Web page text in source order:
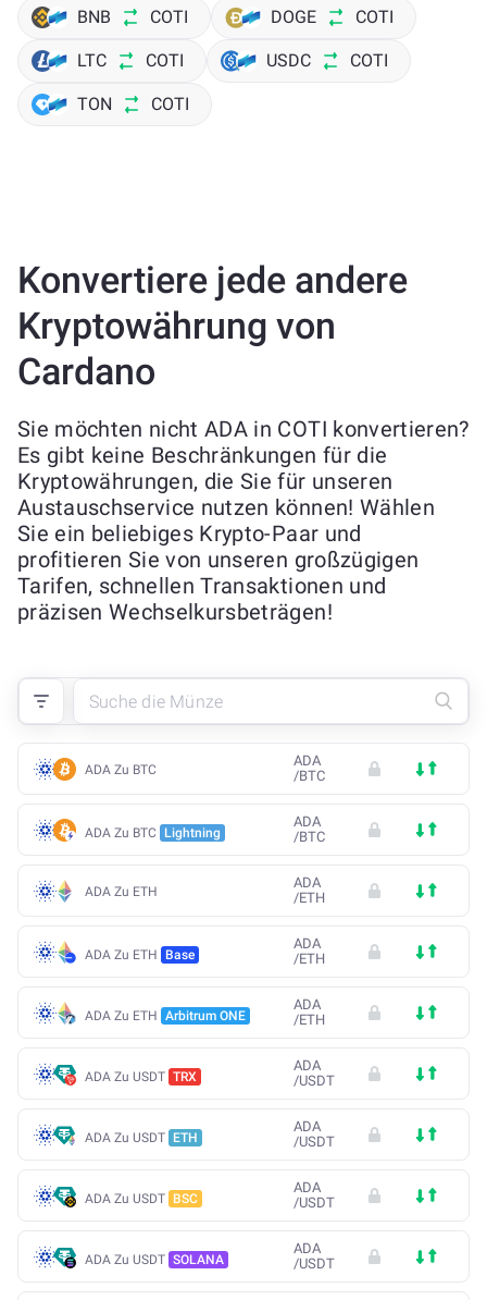
BNB COTI DOGE COTI
LTC COTI USDC COTI
TON COTI
Konvertiere jede andere
Kryptowährung von
Cardano
Sie möchten nicht ADA in COTI konvertieren?
Es gibt keine Beschränkungen für die
Kryptowährungen, die Sie für unseren
Austauschservice nutzen können! Wählen
Sie ein beliebiges Krypto-Paar und
profitieren Sie von unseren großzügigen
Tarifen, schnellen Transaktionen und
präzisen Wechselkursbeträgen!
ADA Zu BTC
ADA
/BTC
ADA Zu BTC Lightning
ADA
/BTC
ADA Zu ETH
ADA
/ETH
ADA Zu ETH Base
ADA
/ETH
ADA Zu ETH Arbitrum ONE
ADA
/ETH
ADA Zu USDT TRX
ADA
/USDT
ADA Zu USDT ETH
ADA
/USDT
ADA Zu USDT BSC
ADA
/USDT
ADA Zu USDT SOLANA
ADA
/USDT